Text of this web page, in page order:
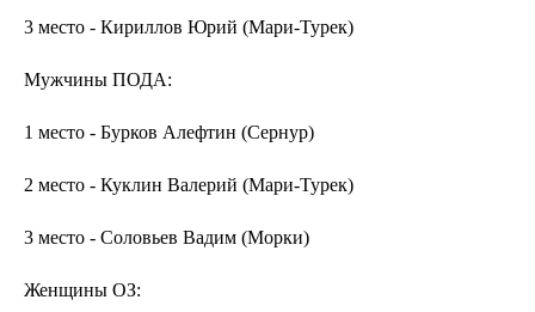
3 место - Кириллов Юрий (Мари-Турек)
Мужчины ПОДА:
1 место - Бурков Алефтин (Сернур)
2 место - Куклин Валерий (Мари-Турек)
3 место - Соловьев Вадим (Морки)
Женщины ОЗ: